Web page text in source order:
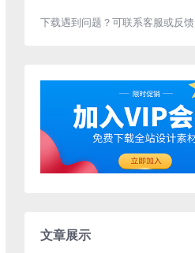
下载遇到问题？可联系客服或反馈
文章展示